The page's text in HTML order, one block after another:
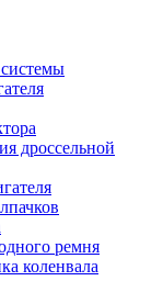
дроссельной
ремня
коленвала